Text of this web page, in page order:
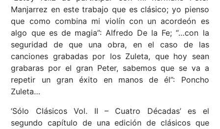
Manjarrez en este trabajo que es clásico; yo pienso
que como combina mi violín con un acordeón es
algo que es de magia”: Alfredo De la Fe; “…con la
seguridad de que una obra, en el caso de las
canciones grabadas por los Zuleta, que hoy sean
grabaras por el gran Peter, sabemos que se va a
repetir un gran éxito en manos de él”: Poncho
Zuleta…
‘Sólo Clásicos Vol. II – Cuatro Décadas’ es el
segundo capítulo de una edición de clásicos que